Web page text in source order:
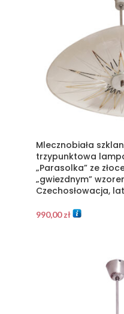
Mlecznobiała
trzypunktowa
„Parasolka” ze
„gwiezdnym”
Czechosłowacja,
990,00zł